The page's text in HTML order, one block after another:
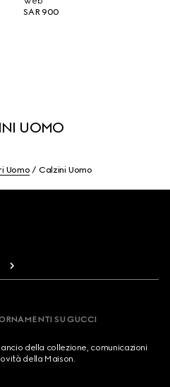
SAR 900
UOMO
Uomo Calzini Uomo
SU GUCCI
della collezione, comunicazioni
della Maison.